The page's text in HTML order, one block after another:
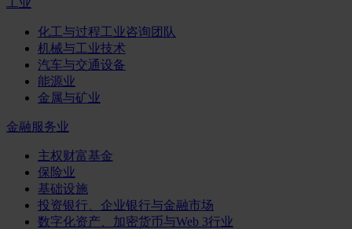
工业
化工与过程工业咨询团队
机械与工业技术
汽车与交通设备
能源业
金属与矿业
金融服务业
主权财富基金
保险业
基础设施
投资银行、企业银行与金融市场
数字化资产、加密货币与Web 3行业